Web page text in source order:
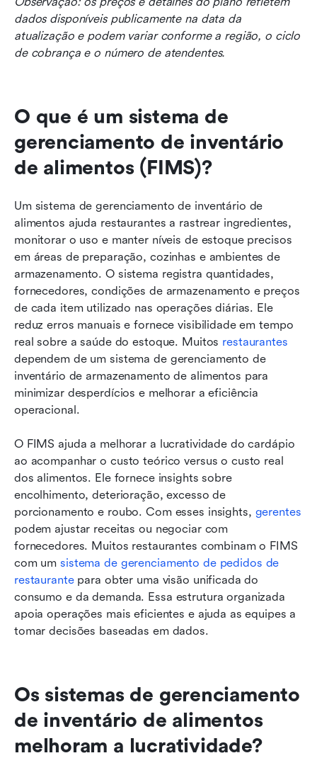
dados disponíveis publicamente na data da
atualização e podem variar conforme a região, o ciclo
de cobrança e o número de atendentes.
O que é um sistema de
gerenciamento de inventário
de alimentos (FIMS)?
Um sistema de gerenciamento de inventário de
alimentos ajuda restaurantes a rastrear ingredientes,
monitorar o uso e manter níveis de estoque precisos
em áreas de preparação, cozinhas e ambientes de
armazenamento. O sistema registra quantidades,
fornecedores, condições de armazenamento e preços
de cada item utilizado nas operações diárias. Ele
reduz erros manuais e fornece visibilidade em tempo
real sobre a saúde do estoque. Muitos restaurantes
dependem de um sistema de gerenciamento de
inventário de armazenamento de alimentos para
minimizar desperdícios e melhorar a eficiência
operacional.
O FIMS ajuda a melhorar a lucratividade do cardápio
ao acompanhar o custo teórico versus o custo real
dos alimentos. Ele fornece insights sobre
encolhimento, deterioração, excesso de
porcionamento e roubo. Com esses insights, gerentes
podem ajustar receitas ou negociar com
fornecedores. Muitos restaurantes combinam o FIMS
com um sistema de gerenciamento de pedidos de
restaurante para obter uma visão unificada do
consumo e da demanda. Essa estrutura organizada
apoia operações mais eficientes e ajuda as equipes a
tomar decisões baseadas em dados.
Os sistemas de gerenciamento
de inventário de alimentos
melhoram a lucratividade?